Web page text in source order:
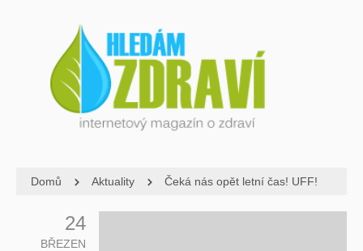
Domů Aktuality Čeká nás opět letní čas! UFF!
24
BŘEZEN